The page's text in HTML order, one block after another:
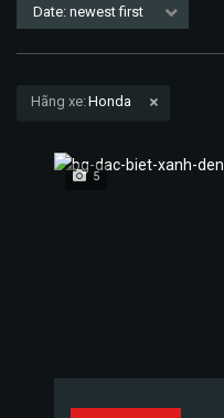
Date: newest first
Hãng xe:Honda
5